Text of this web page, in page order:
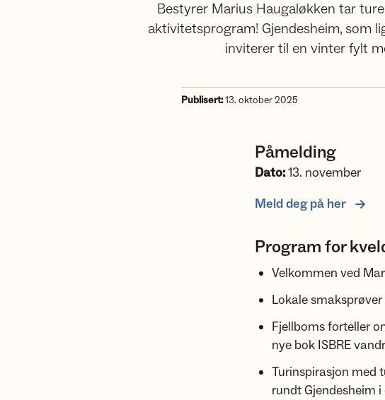
Bestyrer Marius Haugaløkken tar
aktivitetsprogram! Gjendesheim, som
inviterer til en vinter fylt
Publisert:13. oktober 2025
Påmelding
Dato:13. november
Meld deg på her
Program for
Velkommen ved
Lokale
Fjellboms forteller
nye bok ISBRE
Turinspirasjon med
rundt Gjendesheim